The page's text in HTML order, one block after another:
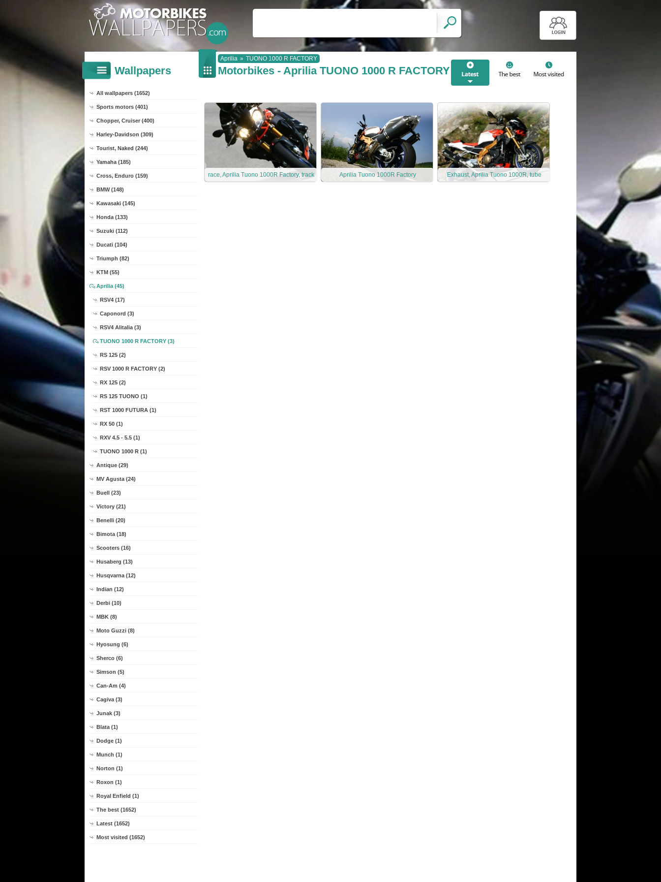
Aprilia » TUONO 1000 R FACTORY
Wallpapers
All wallpapers (1652)
Sports motors (401)
Chopper, Cruiser (400)
Harley-Davidson (309)
Tourist, Naked (244)
Yamaha (185)
Cross, Enduro (159)
BMW (148)
Kawasaki (145)
Honda (133)
Suzuki (112)
Ducati (104)
Triumph (82)
KTM (55)
Aprilia (45)
RSV4 (17)
Caponord (3)
RSV4 Alitalia (3)
TUONO 1000 R FACTORY (3)
RS 125 (2)
RSV 1000 R FACTORY (2)
RX 125 (2)
RS 125 TUONO (1)
RST 1000 FUTURA (1)
RX 50 (1)
RXV 4.5 - 5.5 (1)
TUONO 1000 R (1)
Antique (29)
MV Agusta (24)
Buell (23)
Victory (21)
Benelli (20)
Bimota (18)
Scooters (16)
Husaberg (13)
Husqvarna (12)
Indian (12)
Derbi (10)
MBK (8)
Moto Guzzi (8)
Hyosung (6)
Sherco (6)
Simson (5)
Can-Am (4)
Cagiva (3)
Junak (3)
Blata (1)
Dodge (1)
Munch (1)
Norton (1)
Roxon (1)
Royal Enfield (1)
The best (1652)
Latest (1652)
Most visited (1652)
Motorbikes - Aprilia TUONO 1000 R FACTORY
race, Aprilia Tuono 1000R Factory, track Aprilia Tuono 1000R Factory Exhaust, Aprilia Tuono 1000R, tube